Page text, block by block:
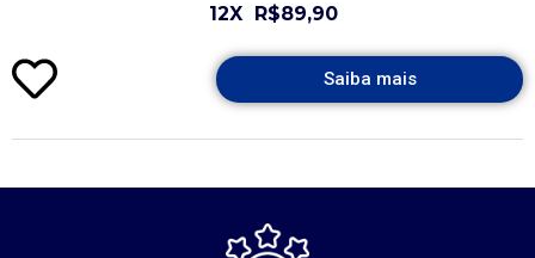
12X R$89,90
Saiba mais